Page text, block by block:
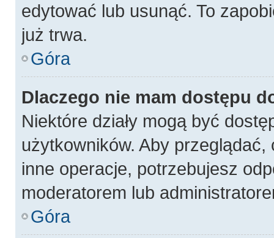
edytować lub usunąć. To
już trwa.
Góra
Dlaczego nie mam dostępu
Niektóre działy mogą być
użytkowników. Aby
inne operacje, potrzebujesz
moderatorem lub
Góra